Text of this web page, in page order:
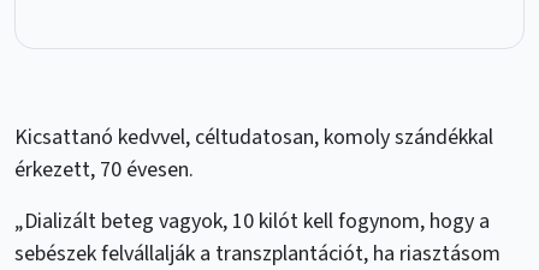
Kicsattanó kedvvel, céltudatosan, komoly szándékkal
érkezett, 70 évesen.
„Dializált beteg vagyok, 10 kilót kell fogynom, hogy a
sebészek felvállalják a transzplantációt, ha riasztásom